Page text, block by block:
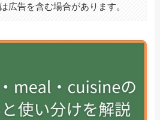
広告を含む場合があります。